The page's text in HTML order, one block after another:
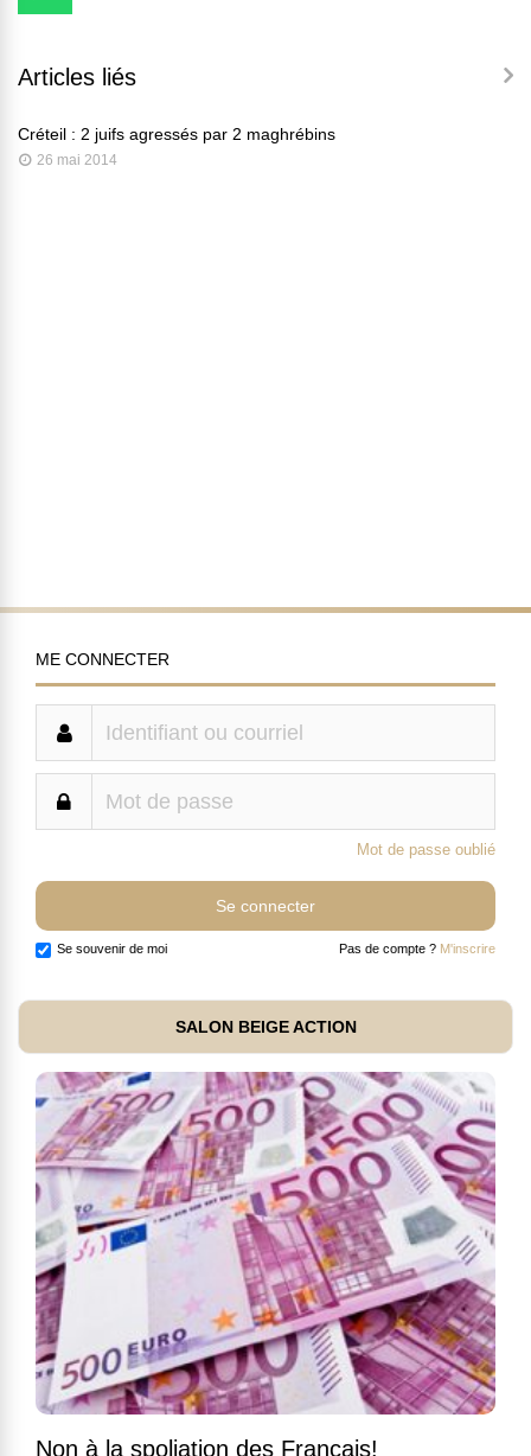
Articles liés
Créteil : 2 juifs agressés par 2 maghrébins
26 mai 2014
ME CONNECTER
Mot de passe oublié
Se souvenir de moi Pas de compte ? M'inscrire
SALON BEIGE ACTION
Non à la spoliation des Français!